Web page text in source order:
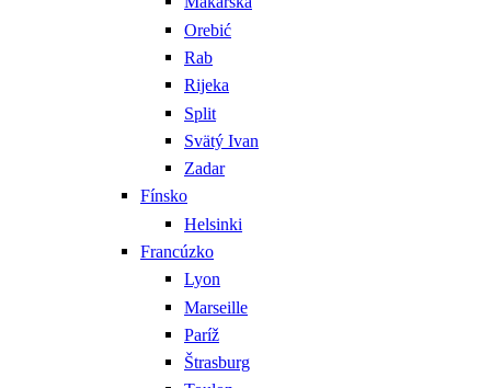
Orebić
Rab
Rijeka
Split
Svätý Ivan
Zadar
Fínsko
Helsinki
Francúzko
Lyon
Marseille
Paríž
Štrasburg